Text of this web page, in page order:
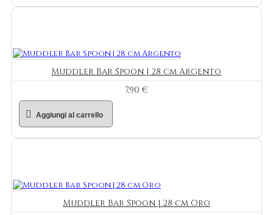
Muddler Bar Spoon | 28 cm Argento
7,90 €
Aggiungi al carrello
Muddler Bar Spoon | 28 cm Oro